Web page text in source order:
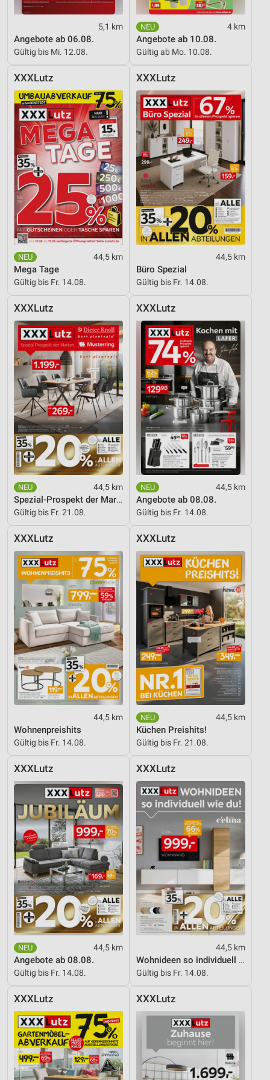
5,1 km
Angebote ab 06.08.
Gültig bis Mi. 12.08.
4 km
Angebote ab 10.08.
Gültig ab Mo. 10.08.
XXXLutz
44,5 km
Mega Tage
Gültig bis Fr. 14.08.
XXXLutz
44,5 km
Büro Spezial
Gültig bis Fr. 14.08.
XXXLutz
44,5 km
Spezial-Prospekt der Marken
Gültig bis Fr. 21.08.
XXXLutz
44,5 km
Angebote ab 08.08.
Gültig bis Fr. 14.08.
XXXLutz
44,5 km
Wohnenpreishits
Gültig bis Fr. 14.08.
XXXLutz
44,5 km
Küchen Preishits!
Gültig bis Fr. 21.08.
XXXLutz
44,5 km
Angebote ab 08.08.
Gültig bis Fr. 14.08.
XXXLutz
44,5 km
Wohnideen so individuell wie du!
Gültig bis Fr. 14.08.
XXXLutz XXXLutz
Inhalten
Verwendung genauer Standortdaten
Geräte anhand von aktiv angeforderten
Nicht-IAB-Verarbeitungszwecke:
Notwendig
Performance
Funktional
Werbung